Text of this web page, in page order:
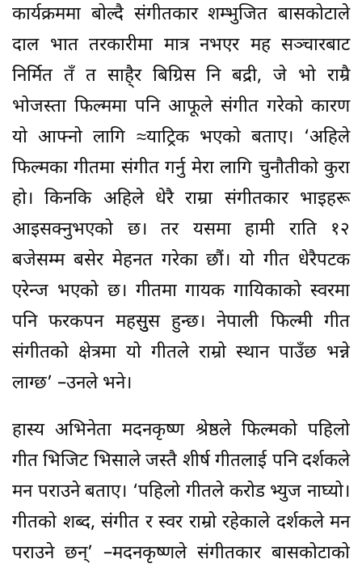
एरेन्ज भएको छ। गीतमा गायक गायिकाको स्वरमा
पनि फरकपन महसुुस हुन्छ। नेपाली फिल्मी गीत
संगीतको क्षेत्रमा यो गीतले राम्रो स्थान पाउँछ भन्ने
लाग्छ’ –उनले भने।
हास्य अभिनेता मदनकृष्ण श्रेष्ठले फिल्मको पहिलो
गीत भिजिट भिसाले जस्तै शीर्ष गीतलाई पनि दर्शकले
मन पराउने बताए। ‘पहिलो गीतले करोड भ्युज नाघ्यो।
गीतको शब्द, संगीत र स्वर राम्रो रहेकाले दर्शकले मन
पराउने छन्’ –मदनकृष्णले संगीतकार बासकोटाको
जन्मदिनका अवसरमा २ केजीको लड्डु काटेर खुवाउँदै
भने। हास्य अभिनेता तथा निर्माता हरिवशं आचार्यले
दाल भात तरकारीमा समावेश तीन वटै गीत आफू
श्रीमती र हाम्रो नातीलाई भेट्न अमेरिका गएका थियौं।
त्यही बेला मैले फिल्मका गीतहरू लेखेको हुँ। यो
गीतचाहिँ रमिला र म मर्र्निङ वाक गइरहेको बेला एक
घन्टामा तयार पारेको हो’, हरिवंशले थपे– ‘फिल्म
भनेको एउटा परीक्षा जस्तो हो। जसमा पास त भइन्छ